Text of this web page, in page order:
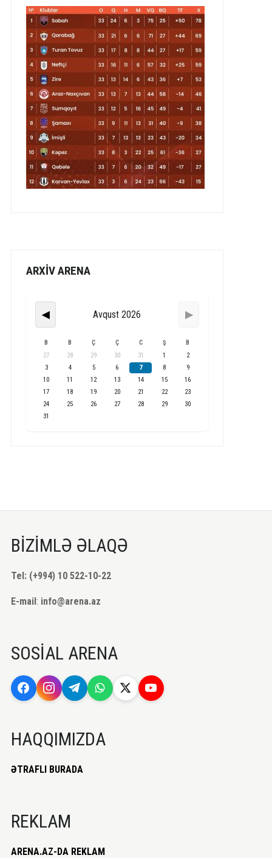
ARXİV ARENA
◀ Avqust 2026 ▶
B B Ç Ç C Ş B
27 28 29 30 31 1
2
3
4 5 6 7 8
9
10
11 12 13 14 15
16
17
18 19 20 21 22
23
24
25 26 27 28 29
30
31
BİZİMLƏ ƏLAQƏ
Tel: (+994) 10 522-10-22
E-mail: info@arena.az
SOSİAL ARENA
HAQQIMIZDA
ƏTRAFLI BURADA
REKLAM
ARENA.AZ-DA REKLAM